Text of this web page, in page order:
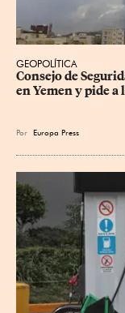
GEOPOLÍTICA
Consejo de
en Yemen y pide
Por Europa Press